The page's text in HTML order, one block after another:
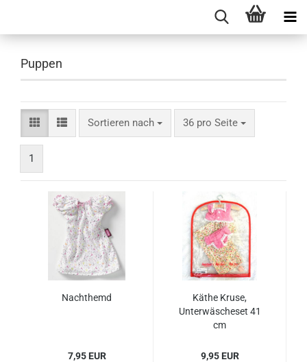
Puppen
Sortieren nach
Sortieren nach 36 pro Seite
pro Seite
1
Nachthemd
7,95 EUR
Käthe Kruse,
Unterwäscheset 41
cm
9,95 EUR